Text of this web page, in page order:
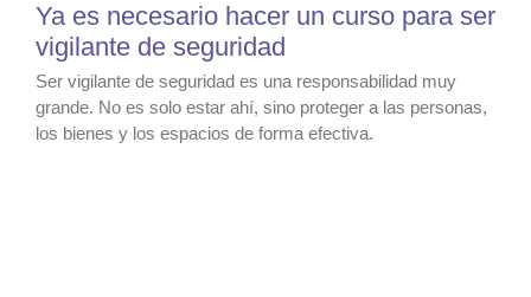
Ya es necesario hacer un curso para ser
vigilante de seguridad
Ser vigilante de seguridad es una responsabilidad muy
grande. No es solo estar ahí, sino proteger a las personas,
los bienes y los espacios de forma efectiva.